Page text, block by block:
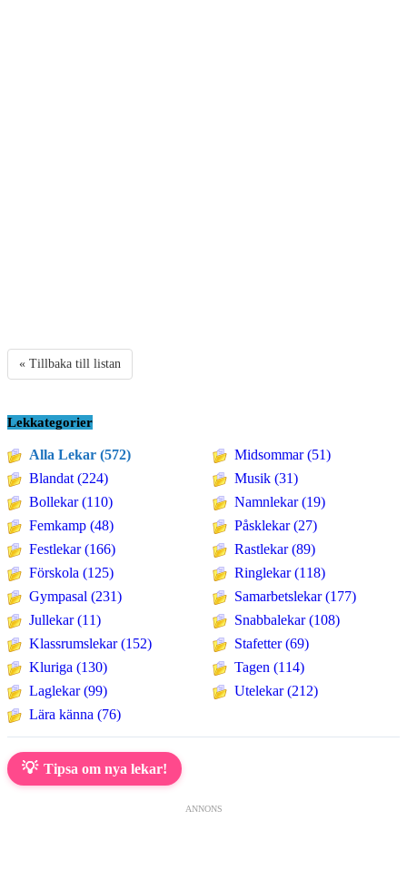
« Tillbaka till listan
Lekkategorier
Alla Lekar (572)
Blandat (224)
Bollekar (110)
Femkamp (48)
Festlekar (166)
Förskola (125)
Gympasal (231)
Jullekar (11)
Klassrumslekar (152)
Kluriga (130)
Laglekar (99)
Lära känna (76)
Midsommar (51)
Musik (31)
Namnlekar (19)
Påsklekar (27)
Rastlekar (89)
Ringlekar (118)
Samarbetslekar (177)
Snabbalekar (108)
Stafetter (69)
Tagen (114)
Utelekar (212)
💡 Tipsa om nya lekar!
ANNONS